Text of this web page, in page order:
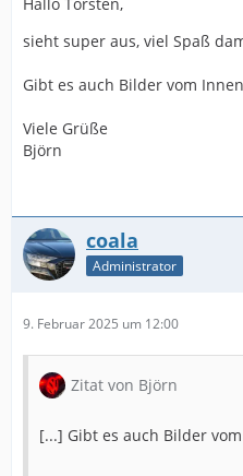
sieht super aus, viel Spaß
Gibt es auch Bilder vom
Viele Grüße
Björn
coala
Administrator
9. Februar 2025 um 12:00
Zitat von Björn
[...] Gibt es auch Bilder